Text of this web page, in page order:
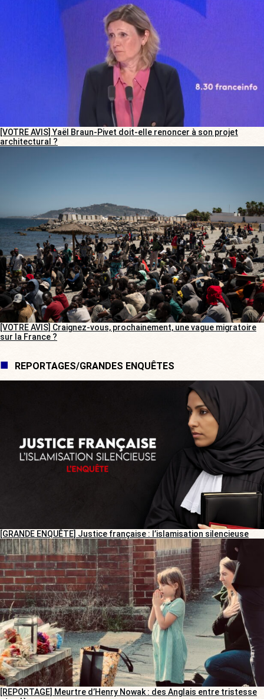
[VOTRE AVIS] Yaël Braun-Pivet doit-elle renoncer à son projet
architectural ?
[VOTRE AVIS] Craignez-vous, prochainement, une vague migratoire
sur la France ?
REPORTAGES/GRANDES ENQUÊTES
[GRANDE ENQUÊTE] Justice française : l’islamisation silencieuse
[REPORTAGE] Meurtre d’Henry Nowak : des Anglais entre tristesse